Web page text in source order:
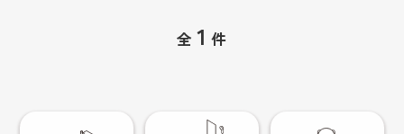
全 1 件